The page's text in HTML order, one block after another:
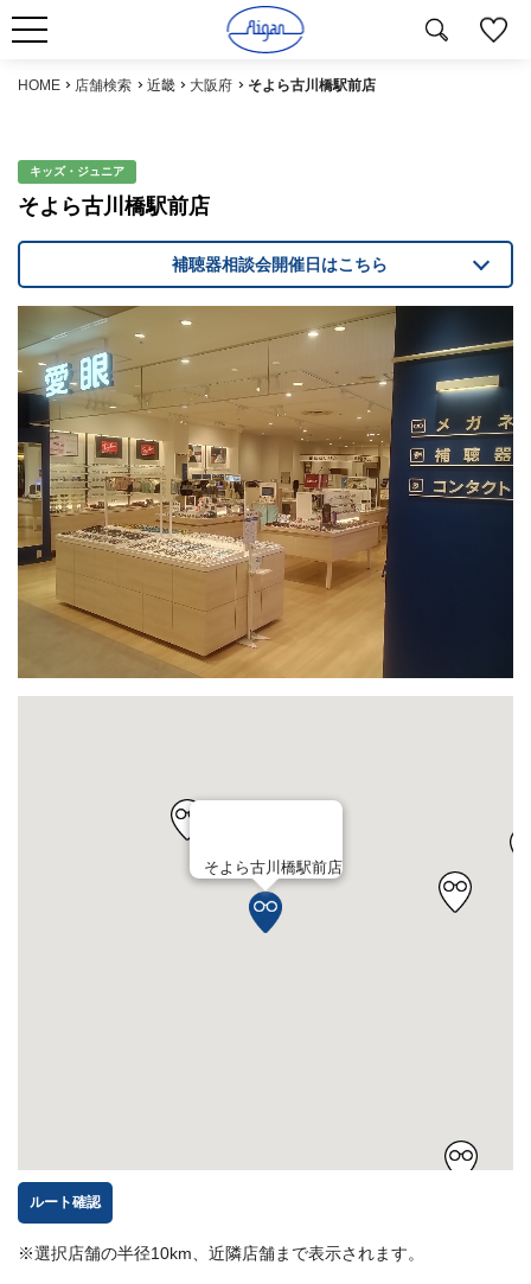
HOME 店舗検索 近畿 大阪府 そよら古川橋駅前店
キッズ・ジュニア
そよら古川橋駅前店
補聴器相談会開催日はこちら
そよら古川橋駅前店
ルート確認
※選択店舗の半径10km、近隣店舗まで表示されます。